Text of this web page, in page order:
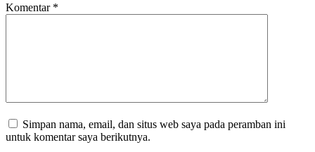
Komentar *
Simpan nama, email, dan situs web saya pada peramban ini
untuk komentar saya berikutnya.